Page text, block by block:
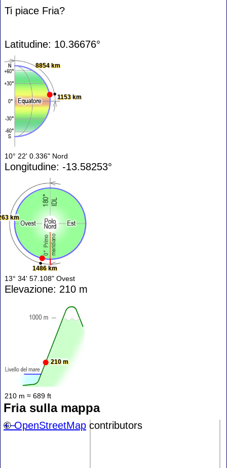
Ti piace Fria?
Latitudine: 10.36676°
8854 km
1153 km
10° 22' 0.336" Nord
Longitudine: -13.58253°
1486 km
km
13° 34' 57.108" Ovest
Elevazione: 210 m
210 m
210 m ≈ 689 ft
Fria sulla mappa
+−
©OpenStreetMap contributors